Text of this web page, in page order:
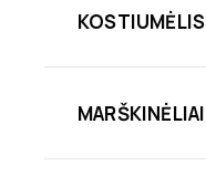
KOSTIUMĖLIS
MARŠKINĖLIAI